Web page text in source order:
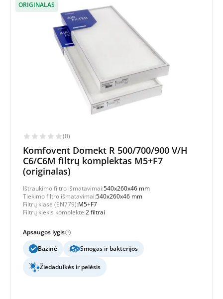
ORIGINALAS
(0)
Komfovent Domekt R 500/700/900 V/H
C6/C6M filtrų komplektas M5+F7
(originalas)
Ištraukimo filtro išmatavimai:540x260x46 mm
Tiekimo filtro išmatavimai:540x260x46 mm
Filtrų klasė (EN779):M5+F7
Filtrų kiekis komplekte:2 filtrai
Apsaugos lygis
Bazinė
Smogas ir bakterijos
Žiedadulkės ir pelėsis